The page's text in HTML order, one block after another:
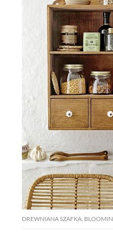
DREWNIANA SZAFKA,